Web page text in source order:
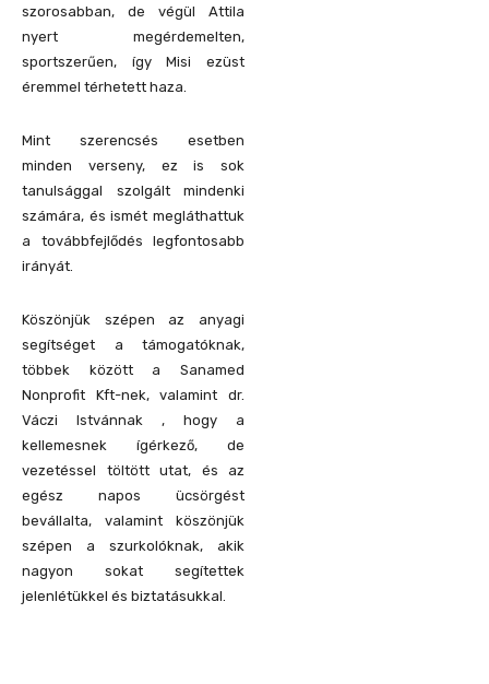
szorosabban, de végül Attila
nyert megérdemelten,
sportszerűen, így Misi ezüst
éremmel térhetett haza.
Mint szerencsés esetben
minden verseny, ez is sok
tanulsággal szolgált mindenki
számára, és ismét megláthattuk
a továbbfejlődés legfontosabb
irányát.
Köszönjük szépen az anyagi
segítséget a támogatóknak,
többek között a Sanamed
Nonprofit Kft-nek, valamint dr.
Váczi Istvánnak , hogy a
kellemesnek ígérkező, de
vezetéssel töltött utat, és az
egész napos ücsörgést
bevállalta, valamint köszönjük
szépen a szurkolóknak, akik
nagyon sokat segítettek
jelenlétükkel és biztatásukkal.